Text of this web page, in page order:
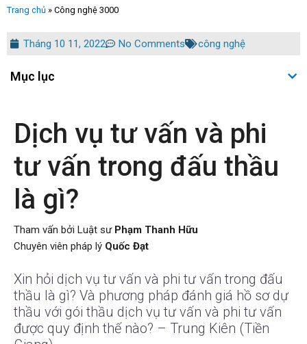
Trang chủ » Công nghệ 3000
Tháng 10 11, 2022 No Comments công nghệ
Mục lục
Dịch vụ tư vấn và phi
tư vấn trong đấu thầu
là gì?
Tham vấn bởi Luật sư Phạm Thanh Hữu
Chuyên viên pháp lý Quốc Đạt
Xin hỏi dịch vụ tư vấn và phi tư vấn trong đấu
thầu là gì? Và phương pháp đánh giá hồ sơ dự
thầu với gói thầu dịch vụ tư vấn và phi tư vấn
được quy định thế nào? – Trung Kiên (Tiền